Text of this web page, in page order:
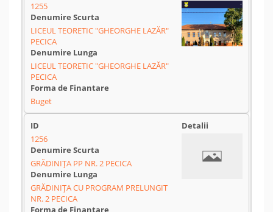
1255
LICEUL TEORETIC "GHEORGHE LAZĂR"
PECICA
LICEUL TEORETIC "GHEORGHE LAZĂR"
PECICA
Buget
1256
GRĂDINIŢA PP NR. 2 PECICA
GRĂDINIŢA CU PROGRAM PRELUNGIT
NR. 2 PECICA